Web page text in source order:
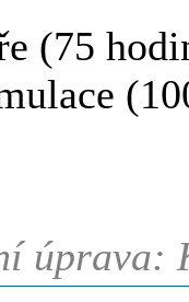
(75
úprava: